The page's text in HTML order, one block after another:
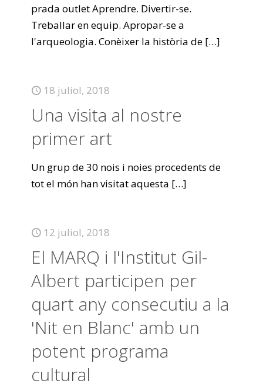
prada outlet Aprendre. Divertir-se.
Treballar en equip. Apropar-se a
l'arqueologia. Conèixer la història de […]
18 juliol, 2018
Una visita al nostre
primer art
Un grup de 30 nois i noies procedents de
tot el món han visitat aquesta […]
12 juliol, 2018
El MARQ i l'Institut Gil-
Albert participen per
quart any consecutiu a la
'Nit en Blanc' amb un
potent programa
cultural